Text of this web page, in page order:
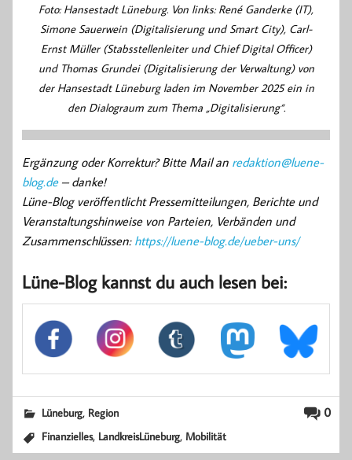
Foto: Hansestadt Lüneburg. Von links: René Ganderke (IT),
Simone Sauerwein (Digitalisierung und Smart City), Carl-
Ernst Müller (Stabsstellenleiter und Chief Digital Officer)
und Thomas Grundei (Digitalisierung der Verwaltung) von
der Hansestadt Lüneburg laden im November 2025 ein in
den Dialograum zum Thema „Digitalisierung“.
Ergänzung oder Korrektur? Bitte Mail an redaktion@luene-
blog.de– danke!
Lüne-Blog veröffentlicht Pressemitteilungen, Berichte und
Veranstaltungshinweise von Parteien, Verbänden und
Zusammenschlüssen: https://luene-blog.de/ueber-uns/
Lüne-Blog kannst du auch lesen bei:
0
Lüneburg, Region
Finanzielles, LandkreisLüneburg, Mobilität